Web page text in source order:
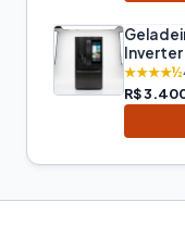
Inverter
★★★★½
R$